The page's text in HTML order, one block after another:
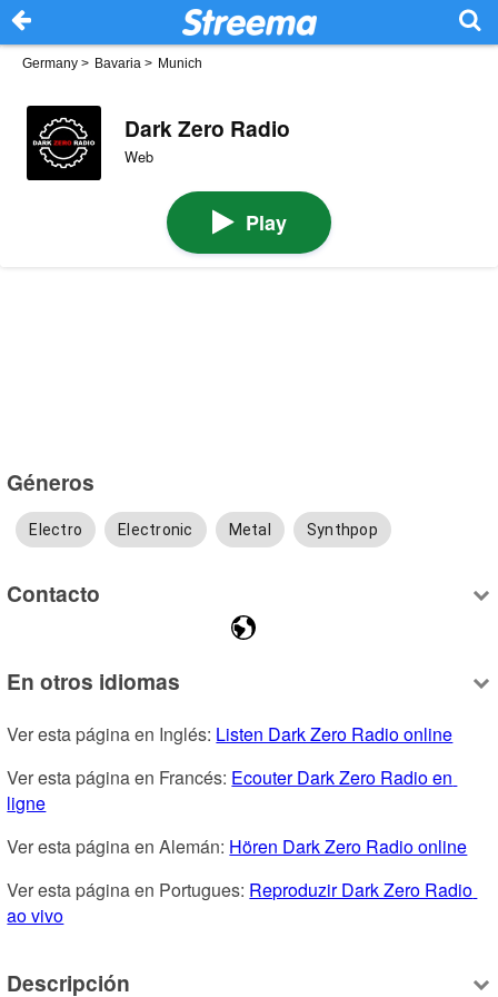
Germany > Bavaria > Munich
Dark Zero Radio
Web
Play
Géneros
Electro Electronic Metal Synthpop
Contacto
En otros idiomas
Ver esta página en Inglés: Listen Dark Zero Radio online
Ver esta página en Francés: Ecouter Dark Zero Radio en
ligne
Ver esta página en Alemán: Hören Dark Zero Radio online
Ver esta página en Portugues: Reproduzir Dark Zero Radio
ao vivo
Descripción